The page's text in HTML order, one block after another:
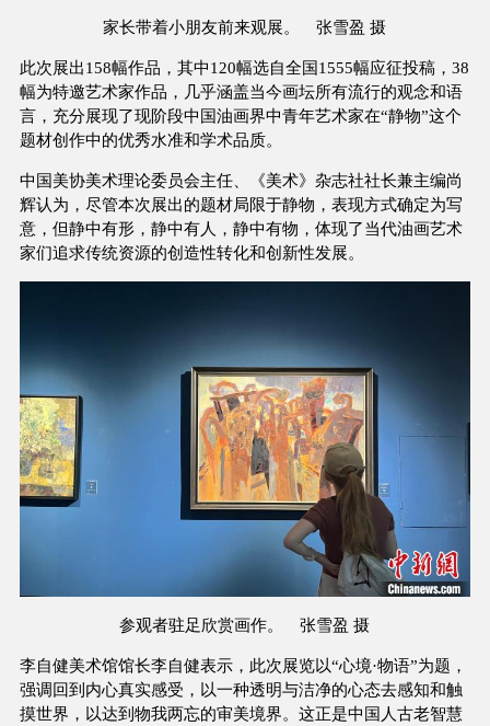
家长带着小朋友前来观展。 张雪盈 摄
此次展出158幅作品，其中120幅选自全国1555幅应征投稿，38
幅为特邀艺术家作品，几乎涵盖当今画坛所有流行的观念和语
言，充分展现了现阶段中国油画界中青年艺术家在“静物”这个
题材创作中的优秀水准和学术品质。
中国美协美术理论委员会主任、《美术》杂志社社长兼主编尚
辉认为，尽管本次展出的题材局限于静物，表现方式确定为写
意，但静中有形，静中有人，静中有物，体现了当代油画艺术
家们追求传统资源的创造性转化和创新性发展。
参观者驻足欣赏画作。 张雪盈 摄
李自健美术馆馆长李自健表示，此次展览以“心境·物语”为题，
强调回到内心真实感受，以一种透明与洁净的心态去感知和触
摸世界，以达到物我两忘的审美境界。这正是中国人古老智慧